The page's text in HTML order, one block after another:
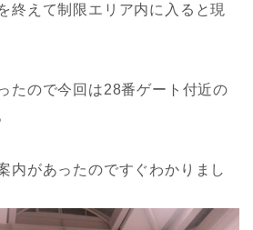
終えて制限エリア内に入ると現
たので今回は28番ゲート付近の
内があったのですぐわかりまし